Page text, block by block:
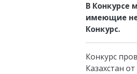
В Конкурсе
имеющие
Конкурс.
Конкурс
Казахстан